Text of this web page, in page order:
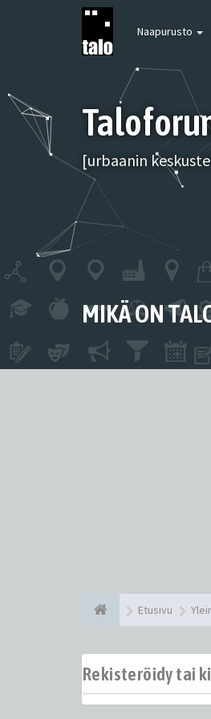
Naapurusto
[urbaanin
MIKÄ ON
Etusivu
Rekisteröidy tai